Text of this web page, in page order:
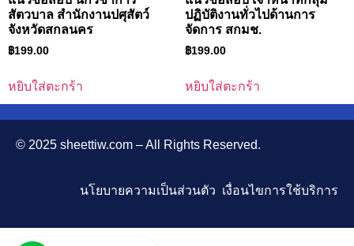
สัตวบาล สำนักงานปศุสัตว์
จังหวัดสกลนคร
฿199.00
หยิบใส่ตะกร้า
ปฏิบัติงานทั่วไปด้านการ
จัดการ สกมช.
฿199.00
หยิบใส่ตะกร้า
© 2025 sheettiw.com – All Rights Reserved.
นโยบายความเป็นส่วนตัว เงื่อนไขการใช้บริการ